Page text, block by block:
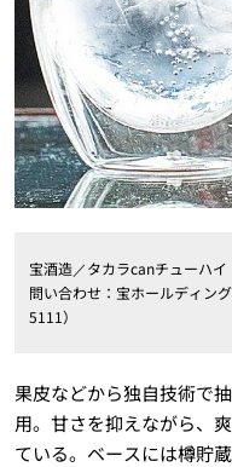
宝酒造／タカラcanチューハ
問い合わせ：宝ホールディン
5111）
果皮などから独自技術で
用。甘さを抑えながら、
ている。ベースには樽貯